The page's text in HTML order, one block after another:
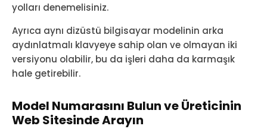
yolları denemelisiniz.
Ayrıca aynı dizüstü bilgisayar modelinin arka
aydınlatmalı klavyeye sahip olan ve olmayan iki
versiyonu olabilir, bu da işleri daha da karmaşık
hale getirebilir.
Model Numarasını Bulun ve Üreticinin
Web Sitesinde Arayın